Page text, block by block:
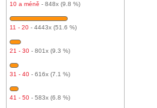
10 a méně - 848x (9.8 %)
11 - 20 - 4443x (51.6 %)
21 - 30 - 801x (9.3 %)
31 - 40 - 616x (7.1 %)
41 - 50 - 583x (6.8 %)